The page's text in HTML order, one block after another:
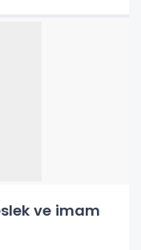
ve imam